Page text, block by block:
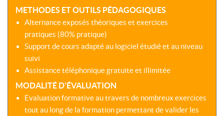
DIRIGEANT
CENTRE
NATIONAL
METHODES ET OUTILS PÉDAGOGIQUES
Alternance exposés théoriques et exercices
pratiques (80% pratique)
Support de cours adapté au logiciel étudié et au niveau
suivi
Assistance téléphonique gratuite et illimitée
MODALITÉ D'ÉVALUATION
Evaluation formative au travers de nombreux exercices
tout au long de la formation permettant de valider les